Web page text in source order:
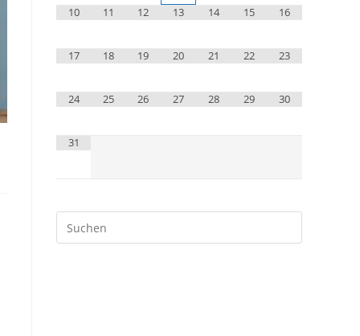
10 11 12 13 14 15 16
17 18 19 20 21 22 23
24 25 26 27 28 29 30
31